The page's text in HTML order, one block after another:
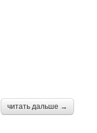
читать дальше →